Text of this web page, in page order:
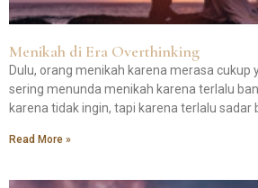
Menikah di Era Overthinking
Dulu, orang menikah karena merasa cukup
sering menunda menikah karena terlalu
karena tidak ingin, tapi karena terlalu sadar
Read More »